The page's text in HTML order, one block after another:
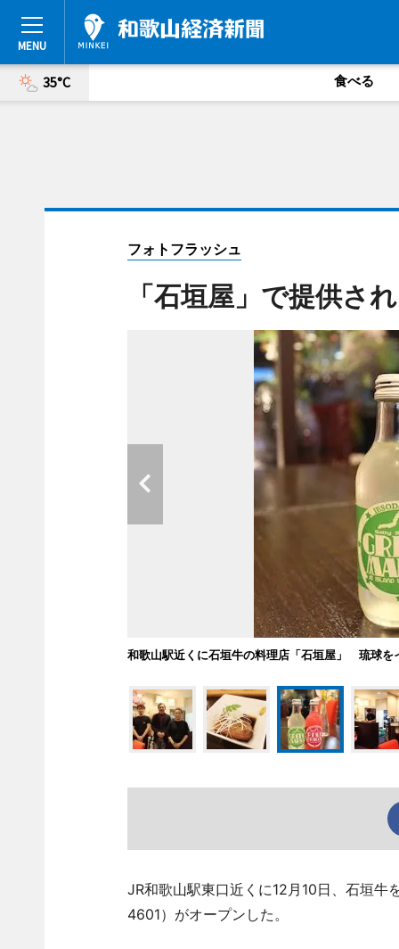
35°C 食べる
フォトフラッシュ
「石垣屋」で提供さ
和歌山駅近くに石垣牛の料理店「石垣屋」 琉球を
JR和歌山駅東口近くに12月10日、石垣
4601）がオープンした。